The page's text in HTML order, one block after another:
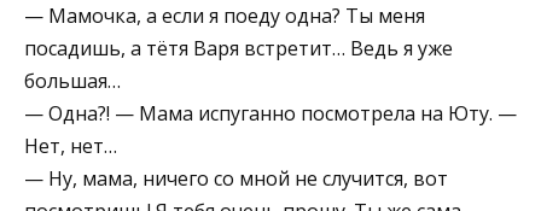
— Мамочка, а если я поеду одна? Ты меня
посадишь, а тётя Варя встретит… Ведь я уже
большая…
— Одна?! — Мама испуганно посмотрела на Юту. —
Нет, нет…
— Ну, мама, ничего со мной не случится, вот